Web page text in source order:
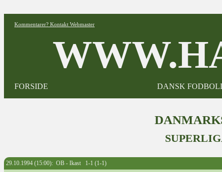
Kommentarer? Kontakt Webmaster
FORSIDE DANSK
29.10.1994 (15:00): OB - Ikast 1-1 (1-1)